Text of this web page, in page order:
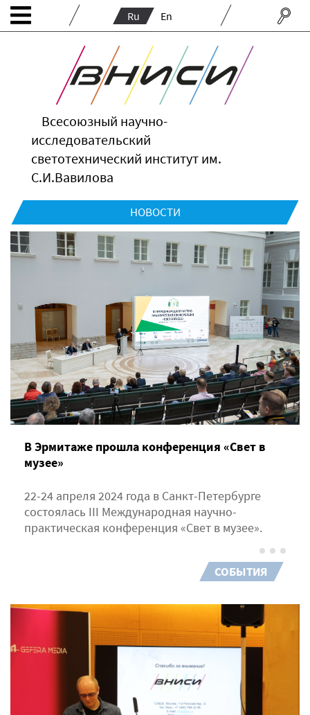
Ru En
Всесоюзный научно-
исследовательский
светотехнический институт им.
С.И.Вавилова
НОВОСТИ
В Эрмитаже прошла конференция «Свет в
музее»
22-24 апреля 2024 года в Санкт-Петербурге
состоялась III Международная научно-
практическая конференция «Свет в музее».
СОБЫТИЯ